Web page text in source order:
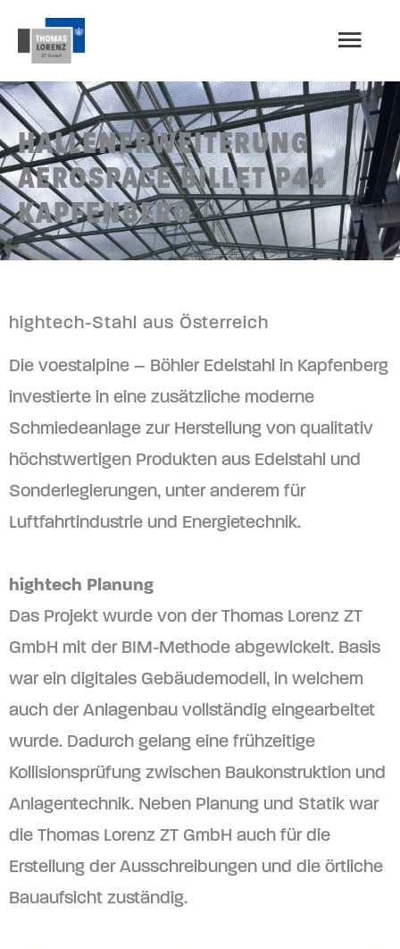
Inhalt
springen
HALLENERWEITERUNG
AEROSPACE BILLET P44
KAPFENBERG
hightech-Stahl aus Österreich
Die voestalpine – Böhler Edelstahl in Kapfenberg
investierte in eine zusätzliche moderne
Schmiedeanlage zur Herstellung von qualitativ
höchstwertigen Produkten aus Edelstahl und
Sonderlegierungen, unter anderem für
Luftfahrtindustrie und Energietechnik.
hightech Planung
Das Projekt wurde von der Thomas Lorenz ZT
GmbH mit der BIM-Methode abgewickelt. Basis
war ein digitales Gebäudemodell, in welchem
auch der Anlagenbau vollständig eingearbeitet
wurde. Dadurch gelang eine frühzeitige
Kollisionsprüfung zwischen Baukonstruktion und
Anlagentechnik. Neben Planung und Statik war
die Thomas Lorenz ZT GmbH auch für die
Erstellung der Ausschreibungen und die örtliche
Bauaufsicht zuständig.